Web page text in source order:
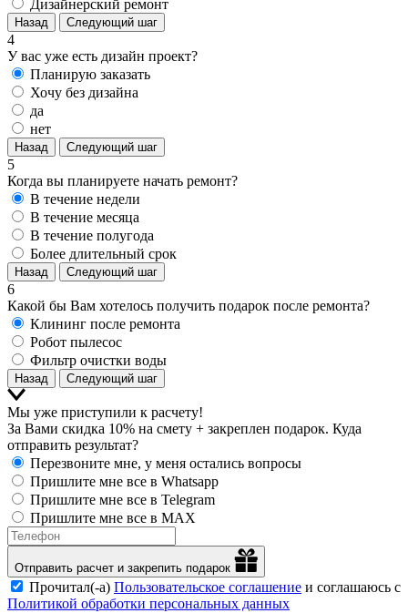
Дизайнерский ремонт
Назад Следующий шаг
4
У вас уже есть дизайн проект?
Планирую заказать
Хочу без дизайна
да
нет
Назад Следующий шаг
5
Когда вы планируете начать ремонт?
В течение недели
В течение месяца
В течение полугода
Более длительный срок
Назад Следующий шаг
6
Какой бы Вам хотелось получить подарок после ремонта?
Клининг после ремонта
Робот пылесос
Фильтр очистки воды
Назад Следующий шаг
Мы уже приступили к расчету!
За Вами скидка 10% на смету + закреплен подарок. Куда
отправить результат?
Перезвоните мне, у меня остались вопросы
Пришлите мне все в Whatsapp
Пришлите мне все в Telegram
Пришлите мне все в MAX
Отправить расчет и закрепить подарок
Прочитал(-а) Пользовательское соглашение и соглашаюсь с
Политикой обработки персональных данных